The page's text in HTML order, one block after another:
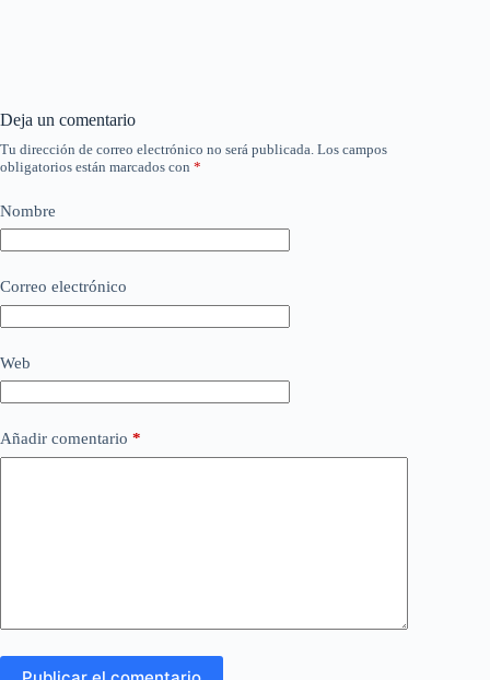
Deja un comentario
Tu dirección de correo electrónico no será publicada. Los campos
obligatorios están marcados con *
Nombre
Correo electrónico
Web
Añadir comentario *